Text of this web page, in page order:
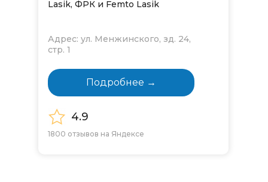
Lasik, ФРК и Femto Lasik
Подробнее →
Адрес: ул. Менжинского, зд. 24,
стр. 1
4.9
1800 отзывов на Яндексе